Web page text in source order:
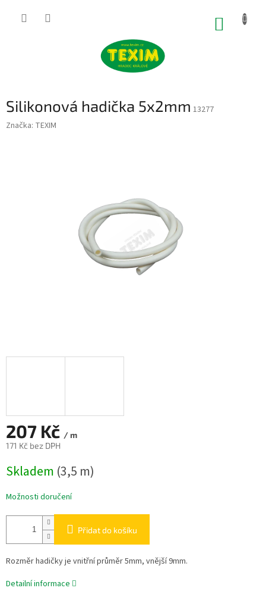
Silikonová hadička 5x2mm 13277
Značka: TEXIM
207 Kč / m
171 Kč bez DPH
cena:
Skladem (3,5 m)
Možnosti doručení
Přidat do košíku
Rozměr hadičky je vnitřní průměr 5mm, vnější 9mm.
Detailní informace